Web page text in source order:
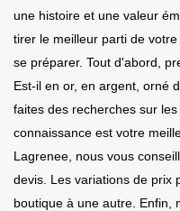
une histoire et une valeur
tirer le meilleur parti de
se préparer. Tout d'abord,
Est-il en or, en argent, orné
faites des recherches sur
connaissance est votre
Lagrenee, nous vous
devis. Les variations de prix
boutique à une autre. Enfin,